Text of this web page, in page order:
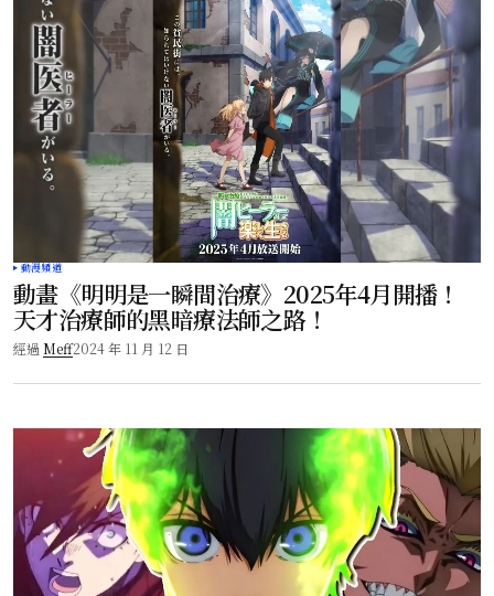
動漫頻道
動畫《明明是一瞬間治療》2025年4月開播！
天才治療師的黑暗療法師之路！
經過 Meff2024 年 11 月 12 日